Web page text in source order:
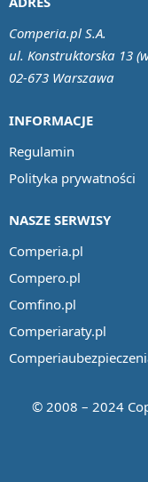
INFORMACJE
Regulamin
Polityka prywatności
NASZE SERWISY
Comperia.pl
Compero.pl
Comfino.pl
Comperiaraty.pl
Comperia.pl S.A.
ul. Konstruktorska 13
02-673 Warszawa
© 2008 – 2024